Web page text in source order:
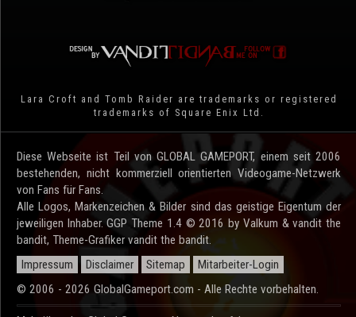
Lara Croft and Tomb Raider are trademarks or registered
trademarks of Square Enix Ltd.
Diese Webseite ist Teil von GLOBAL GAMEPORT, einem seit 2006
bestehenden, nicht kommerziell orientierten Videogame-Netzwerk
von Fans für Fans.
Alle Logos, Markenzeichen & Bilder sind das geistige Eigentum der
jeweiligen Inhaber. GGP Theme 1.4 © 2016 by Valkum & vandit the
bandit, Theme-Grafiker vandit the bandit.
Impressum
Disclaimer Sitemap
Mitarbeiter-Login
© 2006 - 2026 GlobalGameport.com - Alle Rechte vorbehalten.